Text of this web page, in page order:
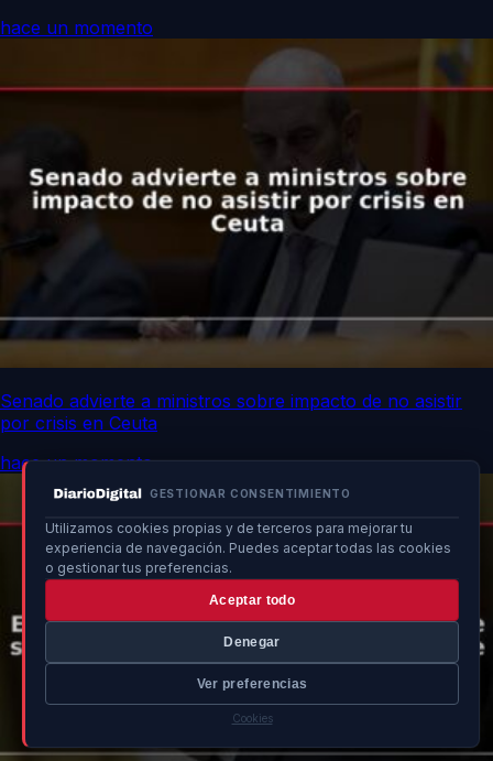
GESTIONAR CONSENTIMIENTO
Utilizamos cookies propias y de terceros para mejorar tu
experiencia de navegación. Puedes aceptar todas las cookies
o gestionar tus preferencias.
Aceptar todo
Denegar
Ver preferencias
Cookies
hace un momento
Senado advierte a ministros sobre impacto de no asistir
por crisis en Ceuta
hace un momento